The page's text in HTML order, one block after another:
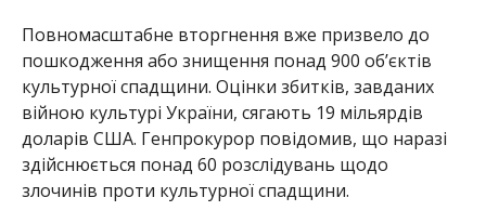
Повномасштабне вторгнення вже призвело до
пошкодження або знищення понад 900 об’єктів
культурної спадщини. Оцінки збитків, завданих
війною культурі України, сягають 19 мільярдів
доларів США. Генпрокурор повідомив, що наразі
здійснюється понад 60 розслідувань щодо
злочинів проти культурної спадщини.